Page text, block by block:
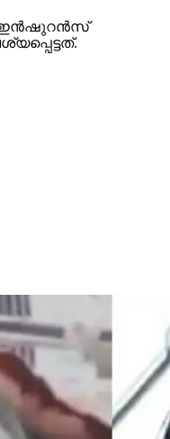
ഇന്‍ഷുറന്‍സ്